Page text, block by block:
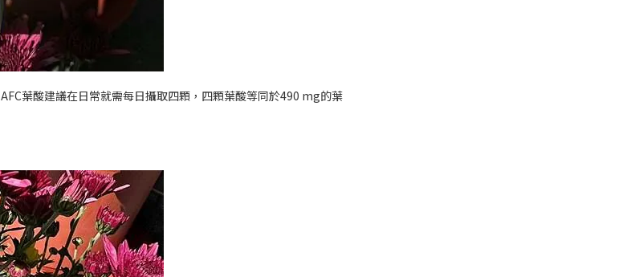
AFC葉酸建議在日常就需每日攝取四顆，四顆葉酸等同於490 mg的葉